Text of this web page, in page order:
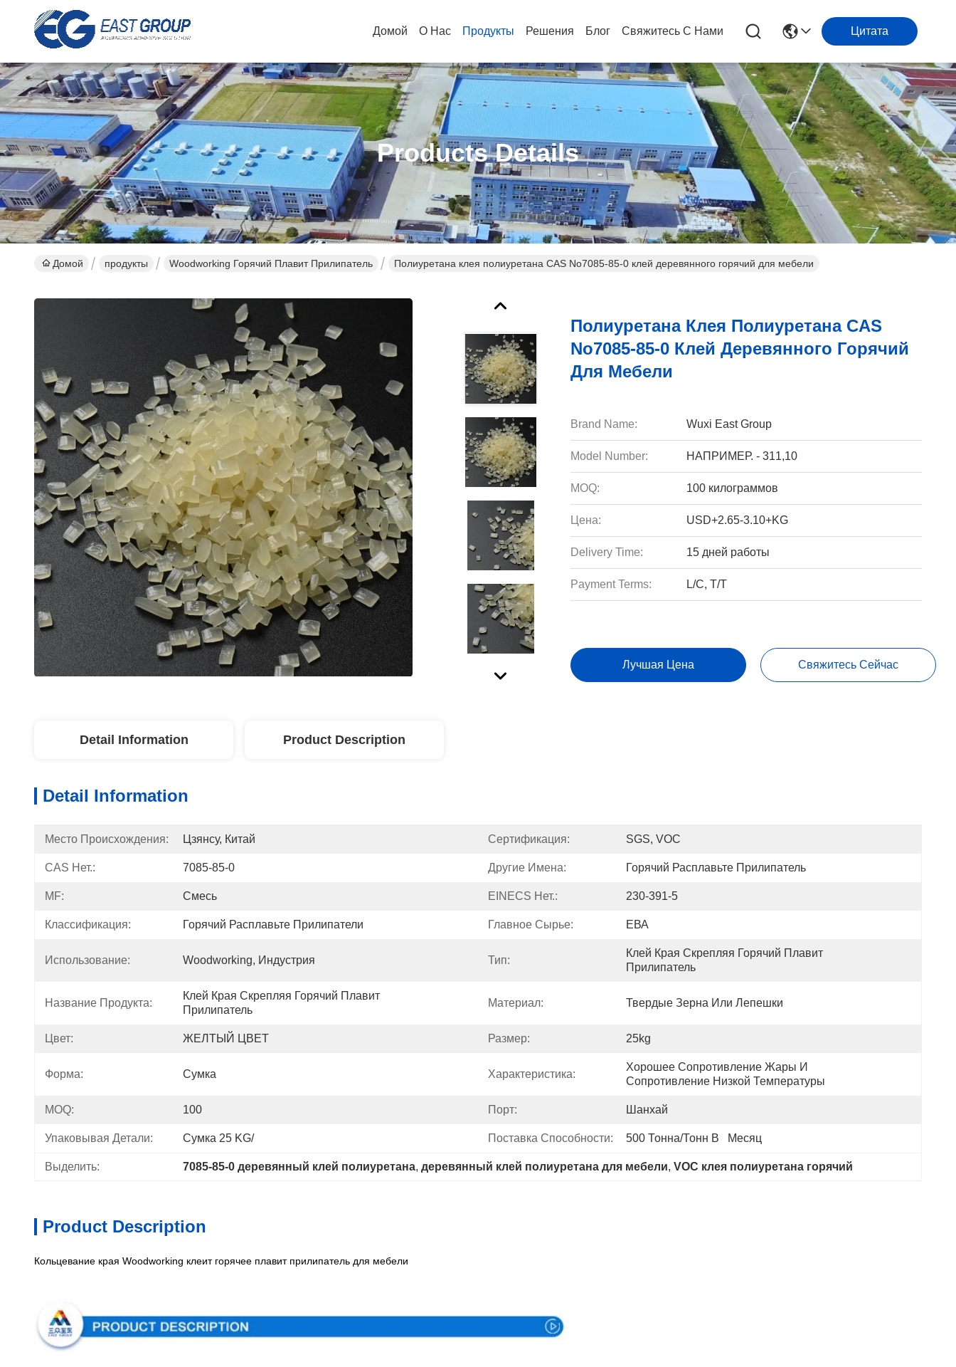
Домой О Нас Продукты Решения Блог Свяжитесь С Нами Цитата
Products Details
Домой продукты Woodworking Горячий Плавит Прилипатель Полиуретана клея полиуретана CAS No7085-85-0 клей деревянного горячий для мебели
Полиуретана Клея Полиуретана CAS
No7085-85-0 Клей Деревянного Горячий
Для Мебели
Brand Name: Wuxi East Group
Model Number: НАПРИМЕР. - 311,10
MOQ: 100 килограммов
Цена: USD+2.65-3.10+KG
Delivery Time: 15 дней работы
Payment Terms: L/C, T/T
Лучшая Цена Свяжитесь Сейчас
Detail Information Product Description
Detail Information
Место Происхождения: Цзянсу, Китай Сертификация: SGS, VOC
CAS Нет.: 7085-85-0 Другие Имена: Горячий Расплавьте Прилипатель
MF: Смесь EINECS Нет.: 230-391-5
Классификация: Горячий Расплавьте Прилипатели Главное Сырье: ЕВА
Использование: Woodworking, Индустрия Тип:
Клей Края Скрепляя Горячий Плавит
Прилипатель
Название Продукта:
Клей Края Скрепляя Горячий Плавит
Прилипатель
Материал: Твердые Зерна Или Лепешки
Цвет: ЖЕЛТЫЙ ЦВЕТ Размер: 25kg
Форма: Сумка Характеристика:
Хорошее Сопротивление Жары И
Сопротивление Низкой Температуры
MOQ: 100 Порт: Шанхай
Упаковывая Детали: Сумка 25 KG/ Поставка Способности: 500 Тонна/тонн В   Месяц
Выделить: 7085-85-0 деревянный клей полиуретана, деревянный клей полиуретана для мебели, VOC клея полиуретана горячий
Product Description
Кольцевание края Woodworking клеит горячее плавит прилипатель для мебели